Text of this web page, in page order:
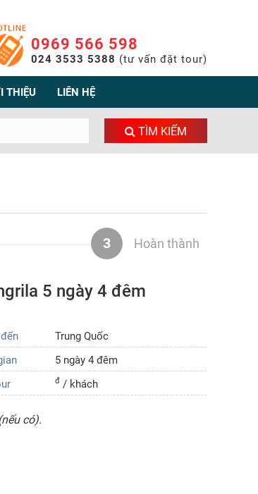
0969 566 598
024 3533 5388 (tư vấn đặt tour)
THIỆU LIÊN HỆ
TÌM KIẾM
3 Hoàn thành
5 ngày 4 đêm
Trung Quốc
5 ngày 4 đêm
đ / khách
có).